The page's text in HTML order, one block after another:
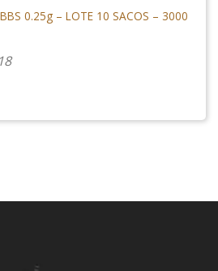
0.25g – LOTE 10 SACOS – 3000